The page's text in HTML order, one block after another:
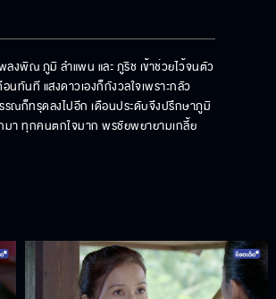
งพิณ ภูมิ ลำแพน และ ภูริช เข้าช่วยไว้จนตัว
นทันที แสงดาวเองก็กังวลใจเพราะกลัว
ณก็ทรุดลงไปอีก เดือนประดับจึงปรึกษาภูมิ
มา ทุกคนตกใจมาก พรชัยพยายามเกลี้ย